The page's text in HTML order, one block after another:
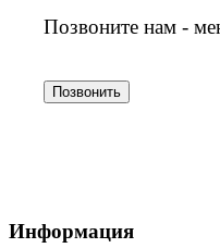
Позвоните нам -
Позвонить
Информация